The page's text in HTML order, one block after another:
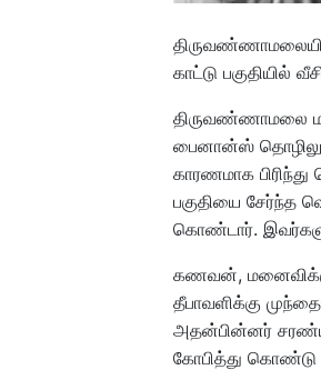
காட்டு பகுதியில்
திருவண்ணாமலை
பைனான்ஸ் தொழிலும்
காரணமாக
பகுதியை சேர்ந்த
கொண்டார்.
கணவன், மனைவிக்கு
தீபாவளிக்கு
அதன்பின்னர்
கோபித்து கொண்டு